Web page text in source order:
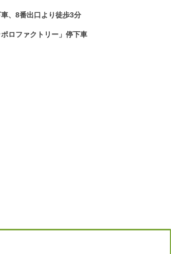
、8番出口より徒歩3分
ロファクトリー」停下車